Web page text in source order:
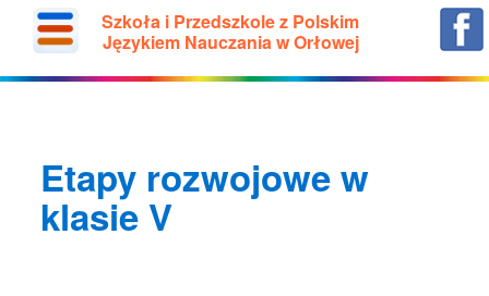
Szkoła i Przedszkole z Polskim
Językiem Nauczania w Orłowej
Etapy rozwojowe w
klasie V